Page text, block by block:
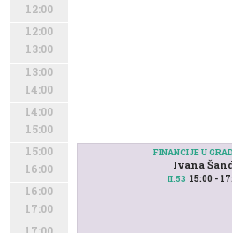
12:00
12:00
13:00
13:00
14:00
14:00
15:00
15:00
16:00
16:00
17:00
FINANCIJE U
Ivana
II.53 15:00 -